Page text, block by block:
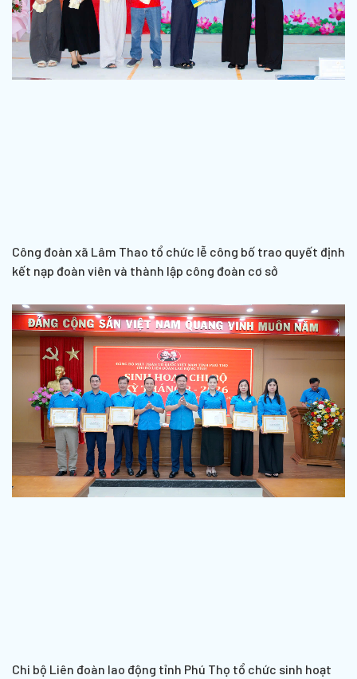
Công đoàn xã Lâm Thao tổ chức lễ công bố trao quyết định
kết nạp đoàn viên và thành lập công đoàn cơ sở
Chi bộ Liên đoàn lao động tỉnh Phú Thọ tổ chức sinh hoạt